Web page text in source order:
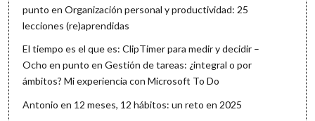
punto enOrganización personal y productividad: 25
lecciones (re)aprendidas
El tiempo es el que es: ClipTimer para medir y decidir –
Ocho en punto enGestión de tareas: ¿integral o por
ámbitos? Mi experiencia con Microsoft To Do
Antonio en 12 meses, 12 hábitos: un reto en 2025